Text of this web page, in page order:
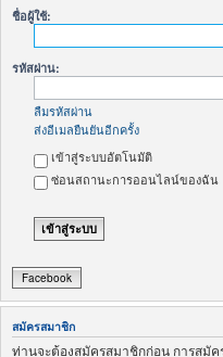
ชื่อผู้ใช้:
รหัสผ่าน:
ลืมรหัสผ่าน
ส่งอีเมลยืนยันอีกครั้ง
เข้าสู่ระบบอัตโนมัติ
ซ่อนสถานะการออนไลน์ของฉัน
Facebook
สมัครสมาชิก
ท่านจะต้องสมัครสมาชิกก่อน การสมัค